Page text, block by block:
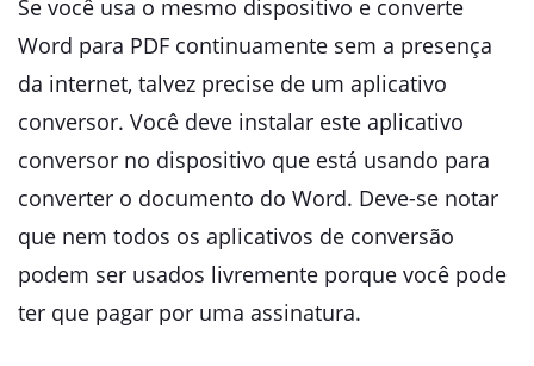
Se você usa o mesmo dispositivo e converte
Word para PDF continuamente sem a presença
da internet, talvez precise de um aplicativo
conversor. Você deve instalar este aplicativo
conversor no dispositivo que está usando para
converter o documento do Word. Deve-se notar
que nem todos os aplicativos de conversão
podem ser usados ​​livremente porque você pode
ter que pagar por uma assinatura.